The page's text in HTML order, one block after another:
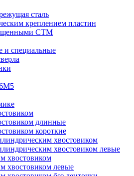
сталь
креплением пластин
СТМ
и специальные
длинные
короткие
хвостовиком
хвостовиком левые
хвостовиком
хвостовиком левые